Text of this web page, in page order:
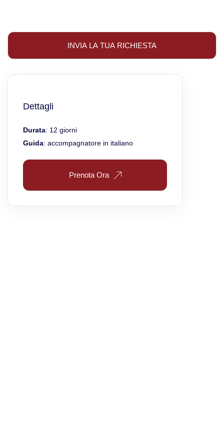
Dettagli
Durata: 12 giorni
Guida: accompagnatore in italiano
Prenota Ora